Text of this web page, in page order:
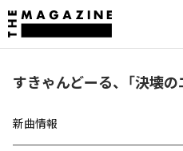
すきゃんどーる、「決壊
新曲情報